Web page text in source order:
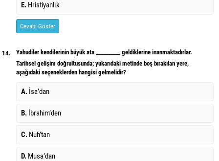
E. Hristiyanlık
Cevabı Göster
14.
Yahudiler kendilerinin büyük ata __________ geldiklerine inanmaktadırlar.
Tarihsel gelişim doğrultusunda; yukarıdaki metinde boş bırakılan yere,
aşağıdaki seçeneklerden hangisi gelmelidir?
A. İsa’dan
B. İbrahim’den
C. Nuh’tan
D. Musa’dan